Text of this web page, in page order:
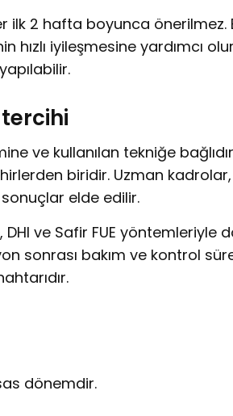
ilk 2 hafta boyunca önerilmez.
iyileşmesine yardımcı
ve kullanılan tekniğe
biridir. Uzman
elde edilir.
, DHI ve Safir FUE yöntemleriyle
sonrası bakım ve kontrol
dönemdir.